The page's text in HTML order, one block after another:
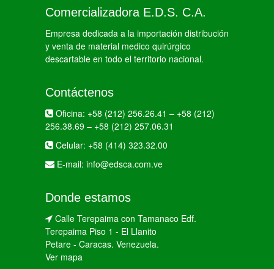
Comercializadora E.D.S. C.A.
Empresa dedicada a la importación distribución
y venta de material medico quirúrgico
descartable en todo el territorio nacional.
Contáctenos
Oficina: +58 (212) 256.26.41 – +58 (212)
256.38.69 – +58 (212) 257.06.31
Celular: +58 (414) 323.32.00
E-mail: info@edsca.com.ve
Donde estamos
Calle Terepaima con Tamanaco Edf.
Terepaima Piso 1 - El Llanito
Petare - Caracas. Venezuela.
Ver mapa